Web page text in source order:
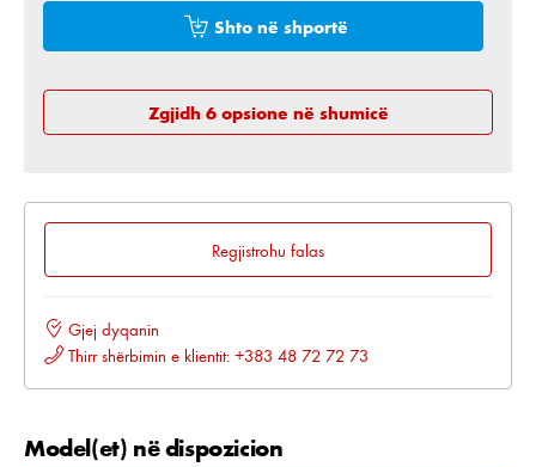
Shto në shportë
Zgjidh 6 opsione në shumicë
Regjistrohu falas
Gjej dyqanin
Thirr shërbimin e klientit: +383 48 72 72 73
Model(et) në dispozicion